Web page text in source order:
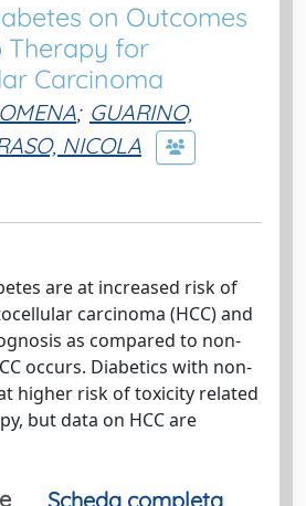
on Outcomes
Therapy for
Carcinoma
; GUARINO,
NICOLA
are at increased risk of
carcinoma (HCC) and
as compared to non-
occurs. Diabetics with non-
higher risk of toxicity related
but data on HCC are
Scheda completa